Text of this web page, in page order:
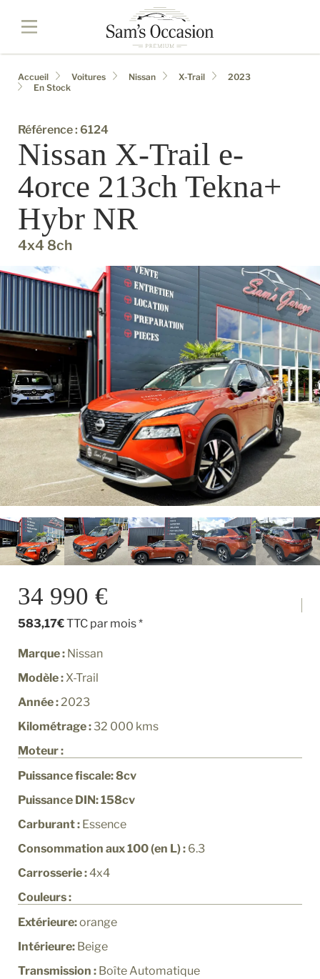
Accueil Voitures Nissan X-Trail
2023
En Stock
Référence : 6124
Nissan X-Trail e-
4orce 213ch Tekna+
Hybr NR
4x4 8ch
34 990 €
583,17€TTC par mois *
Marque : Nissan
Modèle : X-Trail
Année :2023
Kilométrage :32 000 kms
Moteur :
Puissance fiscale: 8cv
Puissance DIN: 158cv
Carburant : Essence
Consommation aux 100 (en L) : 6.3
Carrosserie :4x4
Couleurs :
Extérieure:orange
Intérieure: Beige
Transmission : Boîte Automatique